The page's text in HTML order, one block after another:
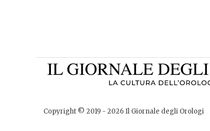
Copyright © 2019 - 2026Il Giornale degli Orologi